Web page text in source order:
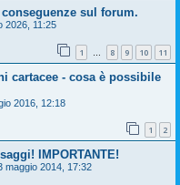
sul forum.
2026, 11:25
1 … 8 9 10 11
cartacee - cosa è possibile
2016, 12:18
1 2
IMPORTANTE!
maggio 2014, 17:32